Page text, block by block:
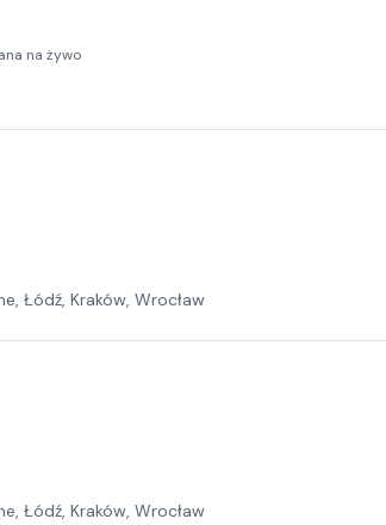
na żywo
Łódź, Kraków, Wrocław
Łódź, Kraków, Wrocław